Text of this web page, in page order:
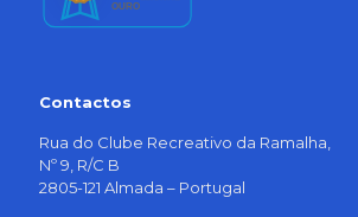
Contactos
Rua do Clube Recreativo da Ramalha,
Nº 9, R/C B
2805-121 Almada – Portugal